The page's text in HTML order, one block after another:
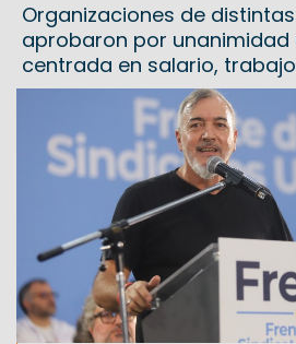
Organizaciones de
aprobaron por unanimidad
centrada en salario,